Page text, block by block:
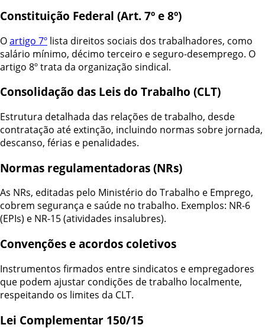
Constituição Federal (Art. 7º e 8º)
Oartigo 7º lista direitos sociais dos trabalhadores, como
salário mínimo, décimo terceiro e seguro-desemprego. O
artigo 8º trata da organização sindical.
Consolidação das Leis do Trabalho (CLT)
Estrutura detalhada das relações de trabalho, desde
contratação até extinção, incluindo normas sobre jornada,
descanso, férias e penalidades.
Normas regulamentadoras (NRs)
As NRs, editadas pelo Ministério do Trabalho e Emprego,
cobrem segurança e saúde no trabalho. Exemplos: NR-6
(EPIs) e NR-15 (atividades insalubres).
Convenções e acordos coletivos
Instrumentos firmados entre sindicatos e empregadores
que podem ajustar condições de trabalho localmente,
respeitando os limites da CLT.
Lei Complementar 150/15